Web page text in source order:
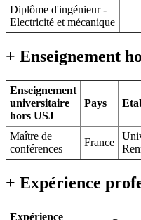
Diplôme d'ingénieur -
Electricité et mécanique
+ Enseignement
Enseignement
universitaire
hors USJ
Pays
Maître de
conférences
France
+ Expérience
Expérience